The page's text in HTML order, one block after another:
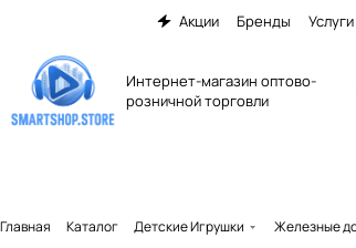
Акции Бренды Услуги
Интернет-магазин оптово-
розничной торговли
Главная Каталог Детские Игрушки Железные